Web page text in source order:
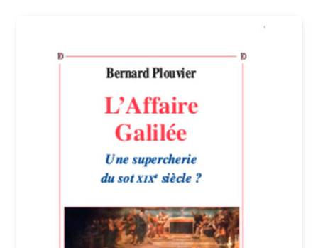
Livres de Peter Randa
Livres de Philippe Randa
Login Customizer
Politique de confidentialité et cookies
Qui sommes-nous ?